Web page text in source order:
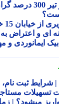
در سال 1356
و اعتراض به
مسکن ۱۴۰۵ | شرایط
مستاجران
میشود؟ | زمان